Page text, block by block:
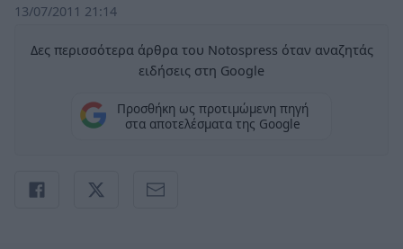
13/07/2011 21:14
Δες περισσότερα άρθρα του Notospress όταν αναζητάς
ειδήσεις στη Google
Προσθήκη ως προτιμώμενη πηγή
στα αποτελέσματα της Google